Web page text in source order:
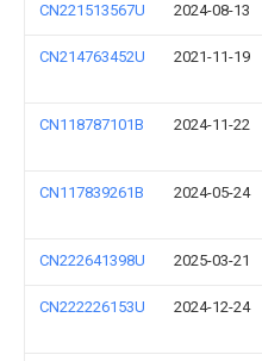
CN221513567U 2024-08-13
CN214763452U 2021-11-19
CN118787101B 2024-11-22
CN117839261B 2024-05-24
CN222641398U 2025-03-21
CN222226153U 2024-12-24